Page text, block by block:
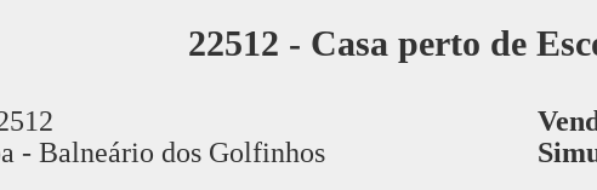
22512 - Casa perto de
- Balneário dos Golfinhos